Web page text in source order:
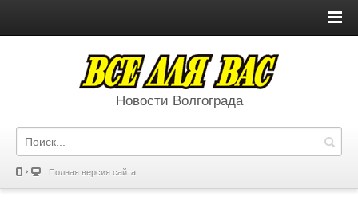
Новости Волгограда
Полная версия сайта